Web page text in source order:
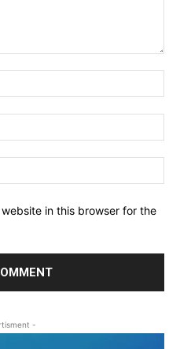
in this browser for the
-